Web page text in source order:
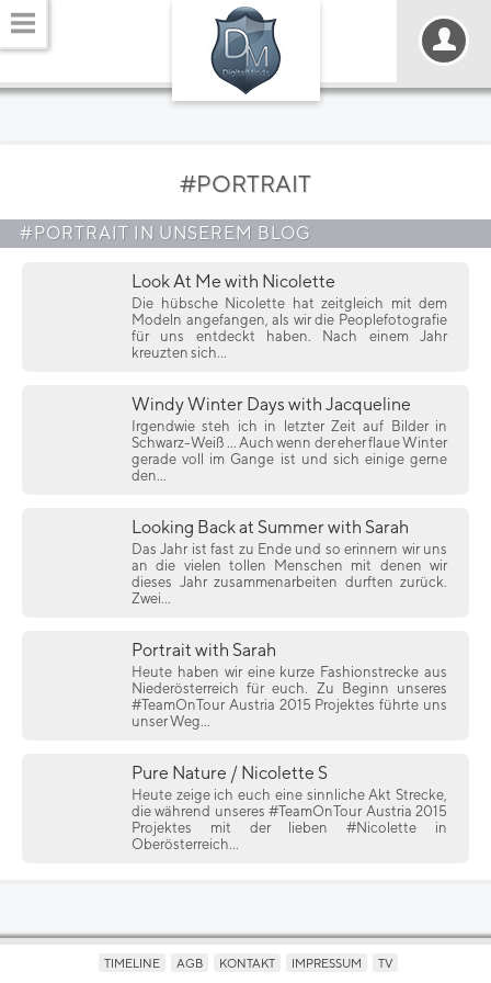
#PORTRAIT
#PORTRAIT IN UNSEREM BLOG
Look At Me with Nicolette
Die hübsche Nicolette hat zeitgleich mit dem
Modeln angefangen, als wir die Peoplefotografie
für uns entdeckt haben. Nach einem Jahr
kreuzten sich...
Windy Winter Days with Jacqueline
Irgendwie steh ich in letzter Zeit auf Bilder in
Schwarz-Weiß ... Auch wenn der eher flaue Winter
gerade voll im Gange ist und sich einige gerne
den...
Looking Back at Summer with Sarah
Das Jahr ist fast zu Ende und so erinnern wir uns
an die vielen tollen Menschen mit denen wir
dieses Jahr zusammenarbeiten durften zurück.
Zwei...
Portrait with Sarah
Heute haben wir eine kurze Fashionstrecke aus
Niederösterreich für euch. Zu Beginn unseres
#TeamOnTour Austria 2015 Projektes führte uns
unser Weg...
Pure Nature / Nicolette S
Heute zeige ich euch eine sinnliche Akt Strecke,
die während unseres #TeamOnTour Austria 2015
Projektes mit der lieben #Nicolette in
Oberösterreich...
TIMELINE AGB KONTAKT IMPRESSUM TV